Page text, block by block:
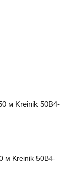
м Kreinik 50B4-